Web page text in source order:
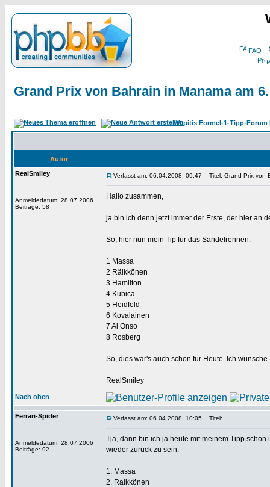
FAQ
Grand Prix von Bahrain in Manama am
Wapitis Formel-1-Tipp-Forum
Autor
RealSmiley
Anmeldedatum: 28.07.2006
Beiträge: 58
Verfasst am: 06.04.2008, 09:47 Titel: Grand Prix von
Hallo zusammen,
ja bin ich denn jetzt immer der Erste, der hier an
So, hier nun mein Tip für das Sandelrennen:
1 Massa
2 Räikkönen
3 Hamilton
4 Kubica
5 Heidfeld
6 Kovalainen
7 Al Onso
8 Rosberg
So, dies war's auch schon für Heute. Ich
RealSmiley
Nach oben
Ferrari-Spider
Anmeldedatum: 28.07.2006
Beiträge: 92
Verfasst am: 06.04.2008, 10:05 Titel:
Tja, dann bin ich ja heute mit meinem Tipp
wieder zurück zu sein.
1. Massa
2. Raikkönen